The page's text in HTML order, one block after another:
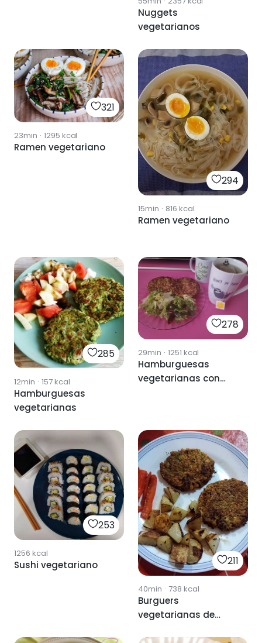
Nuggets
vegetarianos
321
23min · 1295 kcal
Ramen vegetariano
294
15min · 816 kcal
Ramen vegetariano
285
12min · 157kcal
Hamburguesas
vegetarianas
278
29min · 1251 kcal
Hamburguesas
vegetarianas con
253
1256 kcal
Sushi vegetariano 211
40min · 738 kcal
Burguers
vegetarianas de